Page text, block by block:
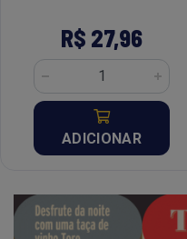
R$ 27,96
ADICIONAR